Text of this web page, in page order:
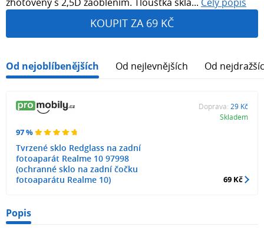
KOUPIT ZA 69 KČ
Od nejoblíbenějších Od nejlevnějších Od
97 %
Tvrzené sklo Redglass na zadní
fotoaparát Realme 10 97998
(ochranné sklo na zadní čočku
fotoaparátu Realme 10)
Doprava: 29 Kč
Skladem
69 Kč
Popis